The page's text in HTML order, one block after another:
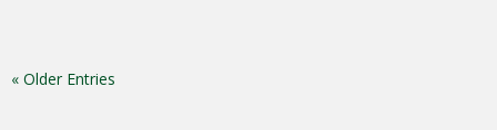
« Older Entries